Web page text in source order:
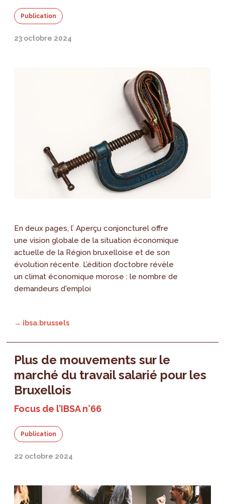
Publication
23 octobre 2024
En deux pages, l’ Aperçu conjoncturel offre
une vision globale de la situation économique
actuelle de la Région bruxelloise et de son
évolution récente. L’édition d’octobre révèle
un climat économique morose : le nombre de
demandeurs d'emploi
→ ibsa.brussels
Plus de mouvements sur le
marché du travail salarié pour les
Bruxellois
Focus de l’IBSA n°66
Publication
22 octobre 2024